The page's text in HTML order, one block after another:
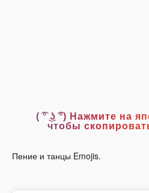
( ͡° ͜ʖ ͡°) Нажмите на
чтобы
Пение и танцы Emojis.